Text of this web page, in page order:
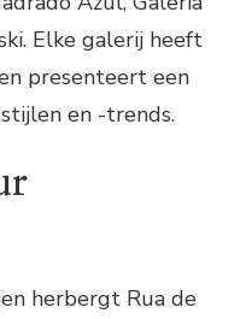
Elke galerij heeft
presenteert een
en -trends.
herbergt Rua de